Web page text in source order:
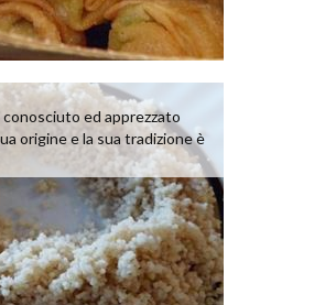
ed apprezzato
origine e la sua tradizione è